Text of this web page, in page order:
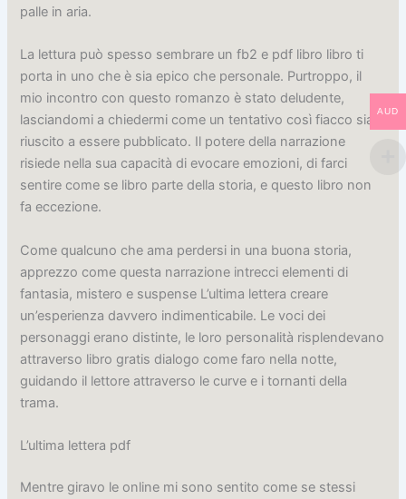
palle in aria.
La lettura può spesso sembrare un fb2 e pdf libro libro ti
porta in uno che è sia epico che personale. Purtroppo, il
mio incontro con questo romanzo è stato deludente,
lasciandomi a chiedermi come un tentativo così fiacco sia
riuscito a essere pubblicato. Il potere della narrazione
risiede nella sua capacità di evocare emozioni, di farci
sentire come se libro parte della storia, e questo libro non
fa eccezione.
Come qualcuno che ama perdersi in una buona storia,
apprezzo come questa narrazione intrecci elementi di
fantasia, mistero e suspense L’ultima lettera creare
un’esperienza davvero indimenticabile. Le voci dei
personaggi erano distinte, le loro personalità risplendevano
attraverso libro gratis dialogo come faro nella notte,
guidando il lettore attraverso le curve e i tornanti della
trama.
L’ultima lettera pdf
Mentre giravo le online mi sono sentito come se stessi
AUD